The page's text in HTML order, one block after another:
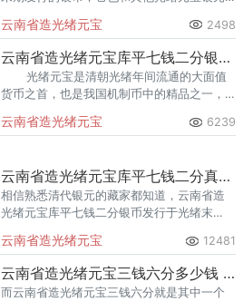
面值，后来因此钱币特殊的历史诞生时期以
及有限的传
云南省造光绪元宝 2498
云南省造光绪元宝库平七钱二分银币图片及特征 最新价格多少
光绪元宝是清朝光绪年间流通的大面值
货币之首，也是我国机制币中的精品之一，
云南省铸造发行的
云南省造光绪元宝 6239
云南省造光绪元宝库平七钱二分真品图片及价格 值多少钱
相信熟悉清代银元的藏家都知道，云南省造
光绪元宝库平七钱二分银币发行于光绪末
欲坠。
云南省造光绪元宝 12481
云南省造光绪元宝三钱六分多少钱 真品图片及最新价格
而云南省造光绪元宝三钱六分就是其中一个